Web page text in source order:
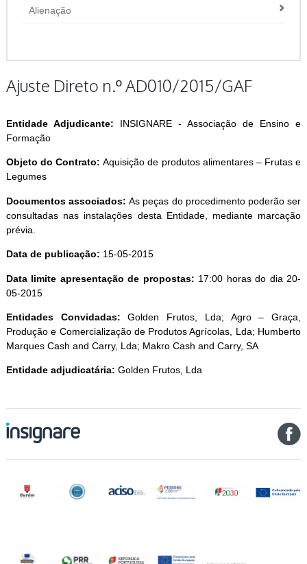
Alienação
Ajuste Direto n.º AD010/2015/GAF
Entidade Adjudicante: INSIGNARE - Associação de Ensino e
Formação
Objeto do Contrato: Aquisição de produtos alimentares – Frutas e
Legumes
Documentos associados:As peças do procedimento poderão ser
consultadas nas instalações desta Entidade, mediante marcação
prévia.
Data de publicação: 15-05-2015
Data limite apresentação de propostas: 17:00 horas do dia 20-
05-2015
Entidades Convidadas:Golden Frutos, Lda; Agro – Graça,
Produção e Comercialização de Produtos Agrícolas, Lda; Humberto
Marques Cash and Carry, Lda; Makro Cash and Carry, SA
Entidade adjudicatária: Golden Frutos, Lda